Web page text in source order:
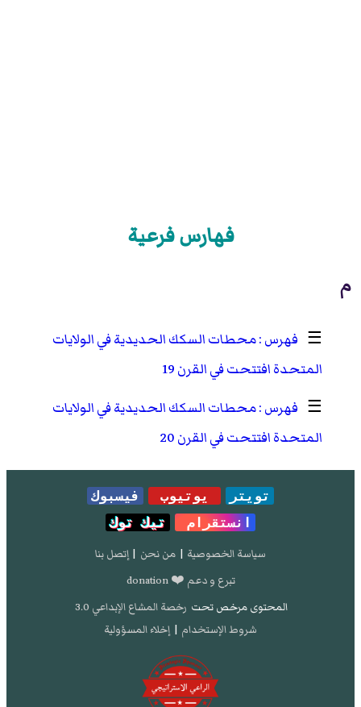
فهارس فرعية
م
☰
محطات السكك الحديدية في الولايات
المتحدة افتتحت في القرن 19
☰
محطات السكك الحديدية في الولايات
المتحدة افتتحت في القرن 20
تويتر يوتيوب
فيسبوك
انستقرام
تيك توك
سياسة الخصوصية | من نحن | إتصل بنا
تبرع و دعم ❤️ donation
المحتوى مرخص تحت رخصة المشاع الإبداعي 3.0
شروط الإستخدام | إخلاء المسؤولية